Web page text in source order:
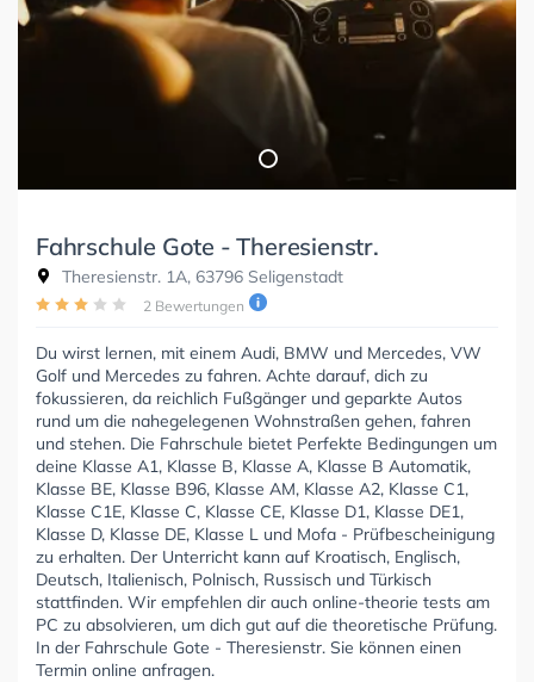
Fahrschule Gote - Theresienstr.
Theresienstr. 1A, 63796 Seligenstadt
2 Bewertungen
Du wirst lernen, mit einem Audi, BMW und Mercedes, VW
Golf und Mercedes zu fahren. Achte darauf, dich zu
fokussieren, da reichlich Fußgänger und geparkte Autos
rund um die nahegelegenen Wohnstraßen gehen, fahren
und stehen. Die Fahrschule bietet Perfekte Bedingungen um
deine Klasse A1, Klasse B, Klasse A, Klasse B Automatik,
Klasse BE, Klasse B96, Klasse AM, Klasse A2, Klasse C1,
Klasse C1E, Klasse C, Klasse CE, Klasse D1, Klasse DE1,
Klasse D, Klasse DE, Klasse L und Mofa - Prüfbescheinigung
zu erhalten. Der Unterricht kann auf Kroatisch, Englisch,
Deutsch, Italienisch, Polnisch, Russisch und Türkisch
stattfinden. Wir empfehlen dir auch online-theorie tests am
PC zu absolvieren, um dich gut auf die theoretische Prüfung.
In der Fahrschule Gote - Theresienstr. Sie können einen
Termin online anfragen.